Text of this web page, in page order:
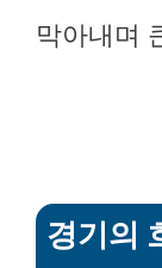
막아내며
경기의